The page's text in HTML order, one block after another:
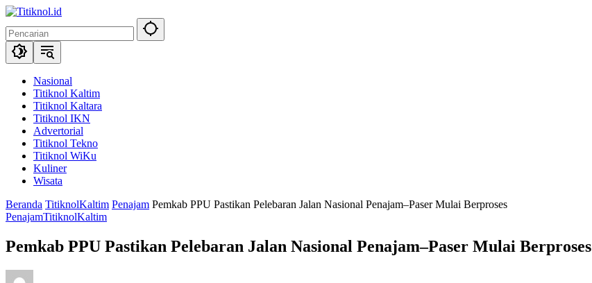
Langsung
konten
Nasional
Titiknol Kaltim
Titiknol Kaltara
Titiknol IKN
Advertorial
Titiknol Tekno
Titiknol WiKu
Kuliner
Wisata
Beranda TitiknolKaltim Penajam Pemkab PPU Pastikan Pelebaran Jalan Nasional Penajam–Paser Mulai Berproses
PenajamTitiknolKaltim
Pemkab PPU Pastikan Pelebaran Jalan Nasional Penajam–Paser Mulai Berproses